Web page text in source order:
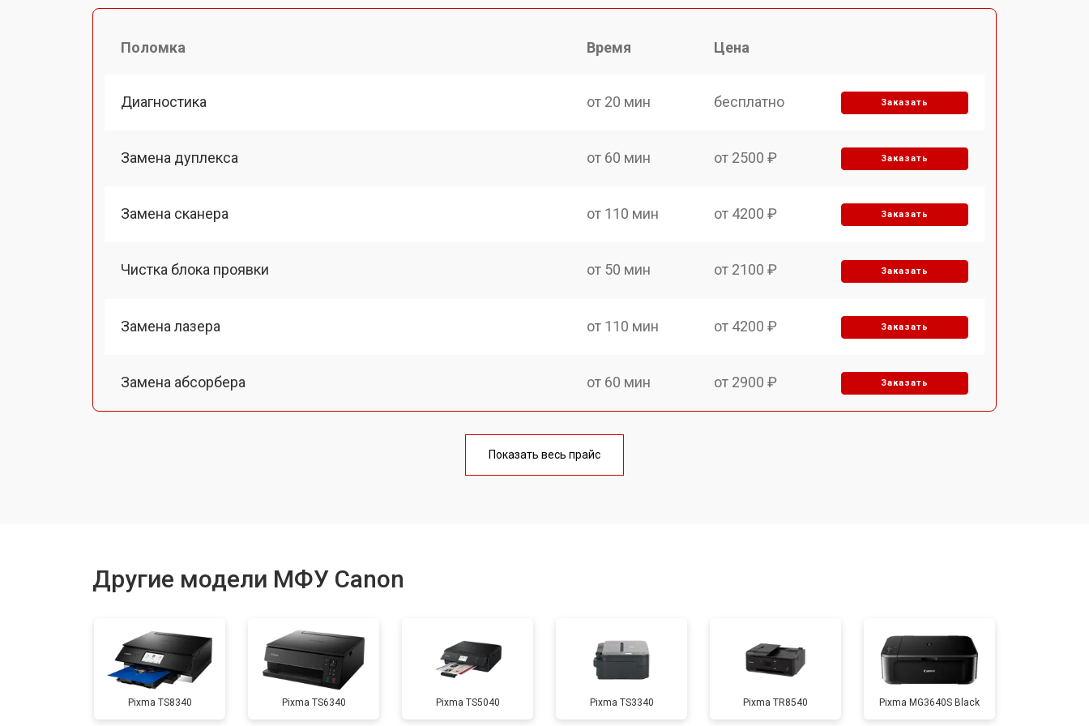
Поломка Время Цена
Диагностика от 20 мин бесплатно Заказать
Замена дуплекса от 60 мин от 2500 ₽ Заказать
Замена сканера от 110 мин от 4200 ₽ Заказать
Чистка блока проявки от 50 мин от 2100 ₽ Заказать
Замена лазера от 110 мин от 4200 ₽ Заказать
Замена абсорбера от 60 мин от 2900 ₽ Заказать
от 100 мин
Замена печатной головки от 100 мин от 3500 ₽ Заказать
Замена каретки от 60 мин от 2800 ₽ Заказать
Показать весь прайс
Другие модели МФУ Canon
Pixma TS8340 Pixma TS6340 Pixma TS5040 Pixma TS3340 Pixma TR8540 Pixma MG3640S Black